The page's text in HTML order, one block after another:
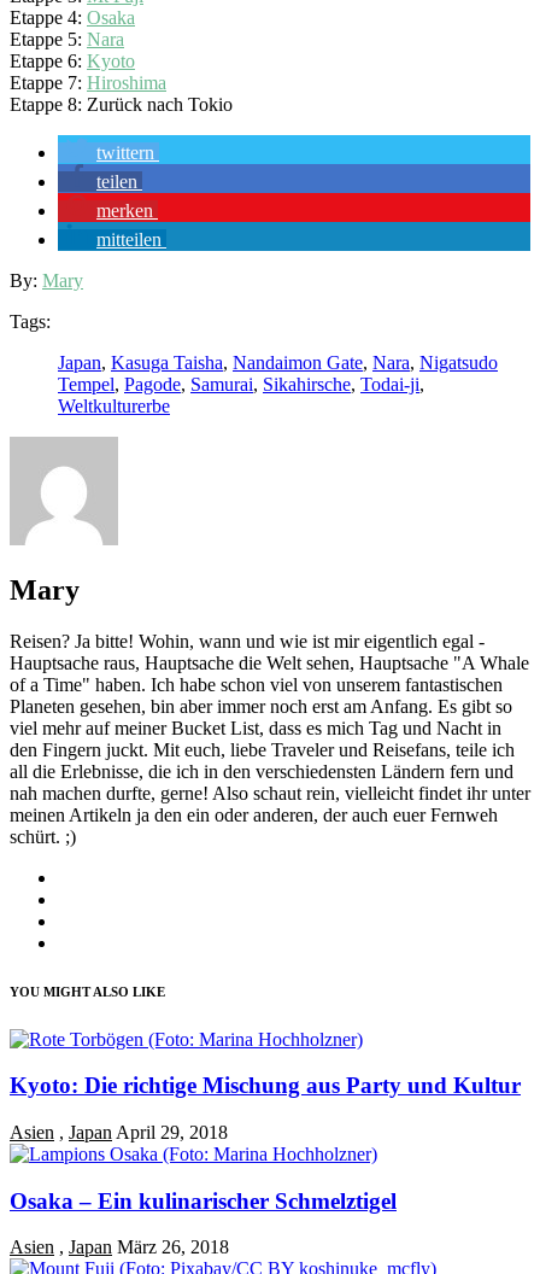
Etappe 4: Osaka
Etappe 5: Nara
Etappe 6: Kyoto
Etappe 7: Hiroshima
Etappe 8: Zurück nach Tokio
twittern
teilen
merken
mitteilen
By: Mary
Tags:
Japan, Kasuga Taisha, Nandaimon Gate, Nara, Nigatsudo
Tempel, Pagode, Samurai, Sikahirsche, Todai-ji,
Weltkulturerbe
Mary
Reisen? Ja bitte! Wohin, wann und wie ist mir eigentlich egal -
Hauptsache raus, Hauptsache die Welt sehen, Hauptsache "A Whale
of a Time" haben. Ich habe schon viel von unserem fantastischen
Planeten gesehen, bin aber immer noch erst am Anfang. Es gibt so
viel mehr auf meiner Bucket List, dass es mich Tag und Nacht in
den Fingern juckt. Mit euch, liebe Traveler und Reisefans, teile ich
all die Erlebnisse, die ich in den verschiedensten Ländern fern und
nah machen durfte, gerne! Also schaut rein, vielleicht findet ihr unter
meinen Artikeln ja den ein oder anderen, der auch euer Fernweh
schürt. ;)
YOU MIGHT ALSO LIKE
Kyoto: Die richtige Mischung aus Party und Kultur
Asien , Japan April 29, 2018
Osaka – Ein kulinarischer Schmelztigel
Asien , Japan März 26, 2018